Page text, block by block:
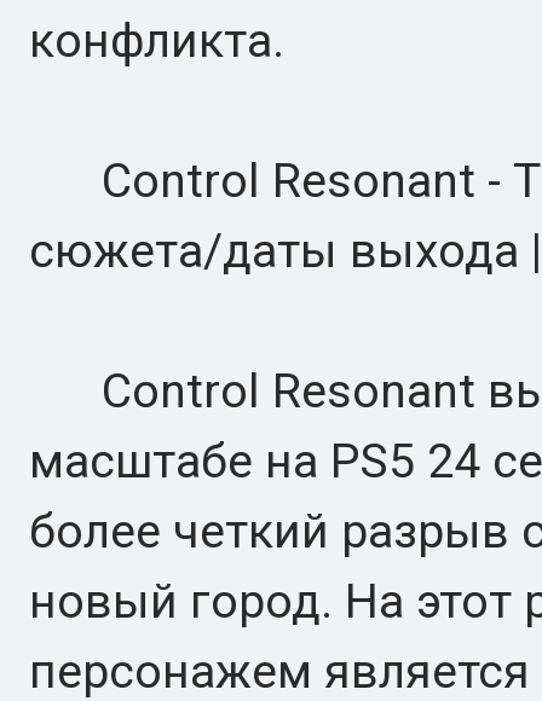
конфликта.
Control Resonant -
сюжета/даты выхода
Control Resonant
масштабе на PS5 24
более четкий разрыв
новый город. На этот
персонажем